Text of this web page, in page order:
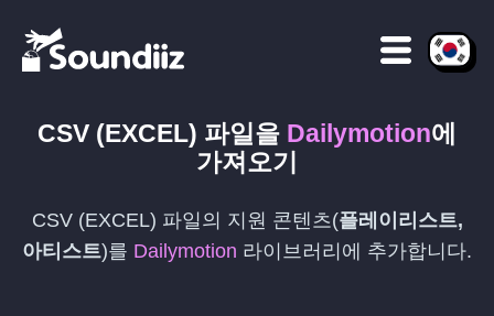
CSV (EXCEL) 파일을 Dailymotion에
가져오기
CSV (EXCEL) 파일의 지원 콘텐츠(플레이리스트,
아티스트)를 Dailymotion 라이브러리에 추가합니다.